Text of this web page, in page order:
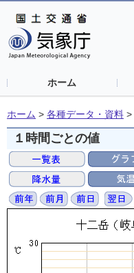
ホーム
ホーム > 各種データ・資料 >
１時間ごとの値